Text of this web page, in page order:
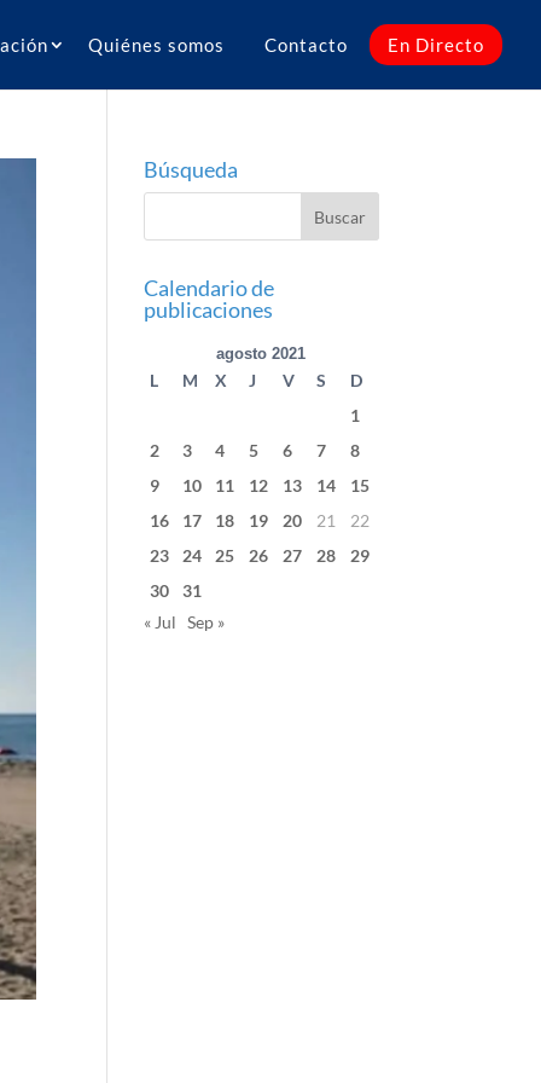
Quiénes somos Contacto En Directo
Búsqueda
Calendario de
publicaciones
agosto 2021
L M X J V S
D
1
2
3 4 5 6 7
8
9
10 11 12 13 14
15
16
17 18 19 20 21
22
23
24 25 26 27 28
29
30
31
« Jul Sep »